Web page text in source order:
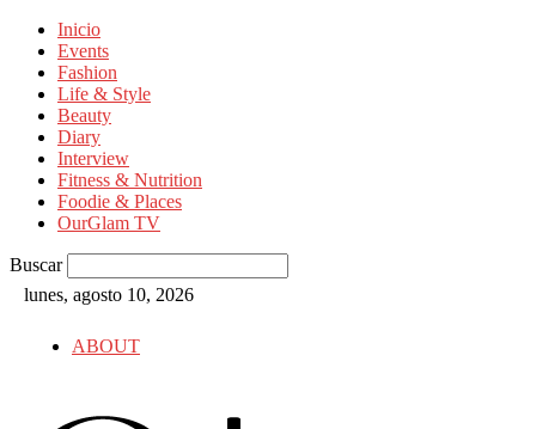
Inicio
Events
Fashion
Life & Style
Beauty
Diary
Interview
Fitness & Nutrition
Foodie & Places
OurGlam TV
Buscar
lunes, agosto 10, 2026
ABOUT